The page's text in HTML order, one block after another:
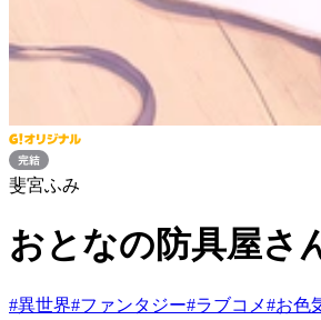
斐宮ふみ
おとなの防具屋さ
#異世界#ファンタジー#ラブコメ#お色